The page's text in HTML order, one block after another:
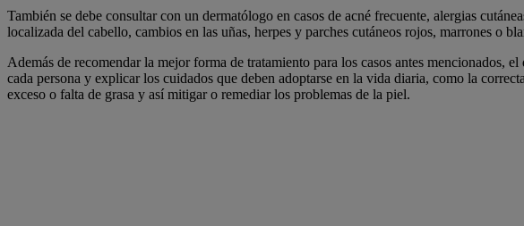
También se debe consultar con un dermatólogo en casos de acné frecuente, alergias
localizada del cabello, cambios en las uñas, herpes y parches cutáneos rojos, marrones o
Además de recomendar la mejor forma de tratamiento para los casos antes mencionados,
cada persona y explicar los cuidados que deben adoptarse en la vida diaria, como la
exceso o falta de grasa y así mitigar o remediar los problemas de la piel.